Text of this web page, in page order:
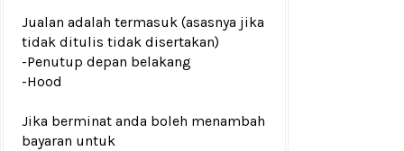
Jualan adalah termasuk (asasnya jika
tidak ditulis tidak disertakan)
-Penutup depan belakang
-Hood
Jika berminat anda boleh menambah
bayaran untuk